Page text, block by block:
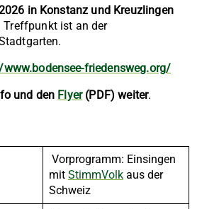
in Konstanz und Kreuzlingen
Treffpunkt ist an der
friedensweg.org/
und den Flyer(PDF) weiter.
Vorprogramm: Einsingen
mit StimmVolkaus der
Schweiz